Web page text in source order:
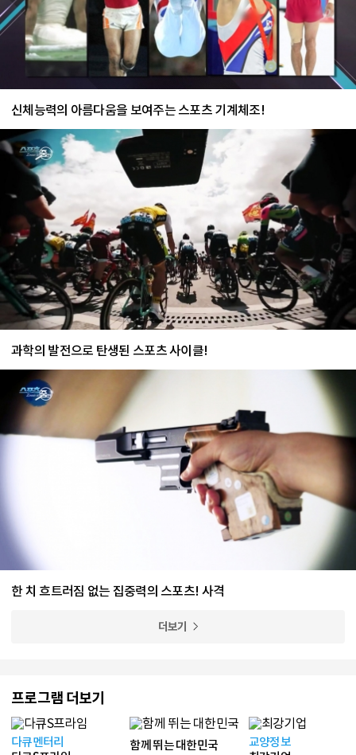
신체능력의 아름다움을 보여주는 스포츠 기계체조!
과학의 발전으로 탄생된 스포츠 사이클!
한 치 흐트러짐 없는 집중력의 스포츠! 사격
더보기
프로그램 더보기
다큐멘터리
함께 뛰는 대한민국
교양정보